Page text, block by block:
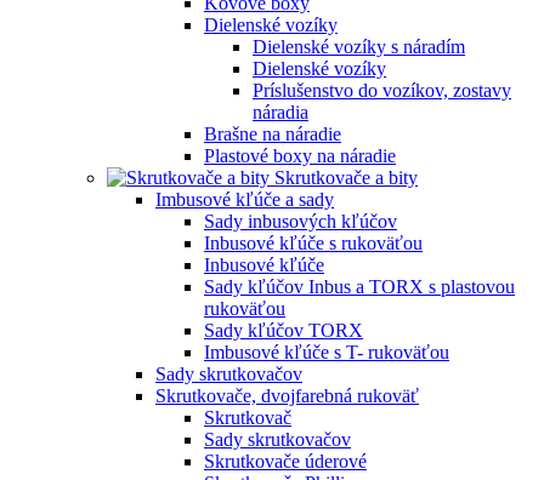
Dielenské vozíky
Dielenské vozíky s náradím
Dielenské vozíky
Príslušenstvo do vozíkov, zostavy
náradia
Brašne na náradie
Plastové boxy na náradie
Skrutkovače a bity
Imbusové kľúče a sady
Sady inbusových kľúčov
Inbusové kľúče s rukoväťou
Inbusové kľúče
Sady kľúčov Inbus a TORX s plastovou
rukoväťou
Sady kľúčov TORX
Imbusové kľúče s T- rukoväťou
Sady skrutkovačov
Skrutkovače, dvojfarebná rukoväť
Skrutkovač
Sady skrutkovačov
Skrutkovače úderové